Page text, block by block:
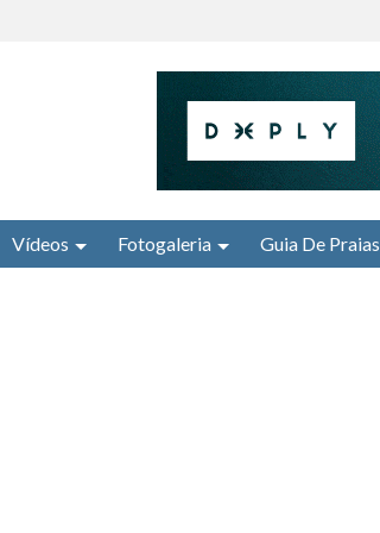
Vídeos Fotogaleria Guia De Praias